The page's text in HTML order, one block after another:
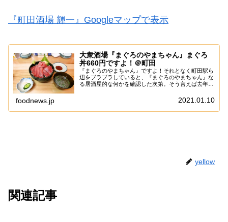
『町田酒場 輝一』Googleマップで表示
大衆酒場『まぐろのやまちゃん』まぐろ
丼660円ですよ！＠町田
『まぐろのやまちゃん』ですよ！それとなく町田駅ら
辺をブラブラしていると、『まぐろのやまちゃん』な
る居酒屋的な何かを確認した次第。そう言えば去年に
っかり忘れていたパターンですが、あえて言おう！
foodnews.jp 2021.01.10
yellow
関連記事